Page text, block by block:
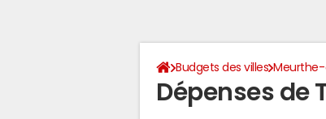
Budgets des villes
Dépenses de